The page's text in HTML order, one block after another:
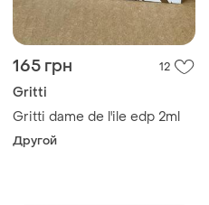
165 грн 12
Gritti
Gritti dame de l'ile edp 2ml
Другой